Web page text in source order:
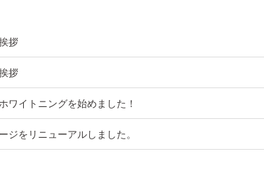
拶
拶
ワイトニングを始めました！
ジをリニューアルしました。